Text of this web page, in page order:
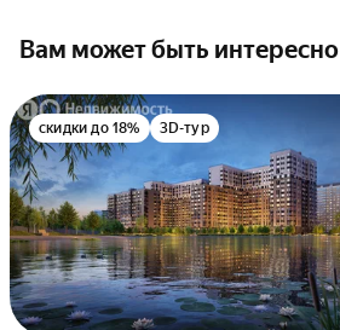
Вам может быть интересно
скидки до 18% 3D-тур